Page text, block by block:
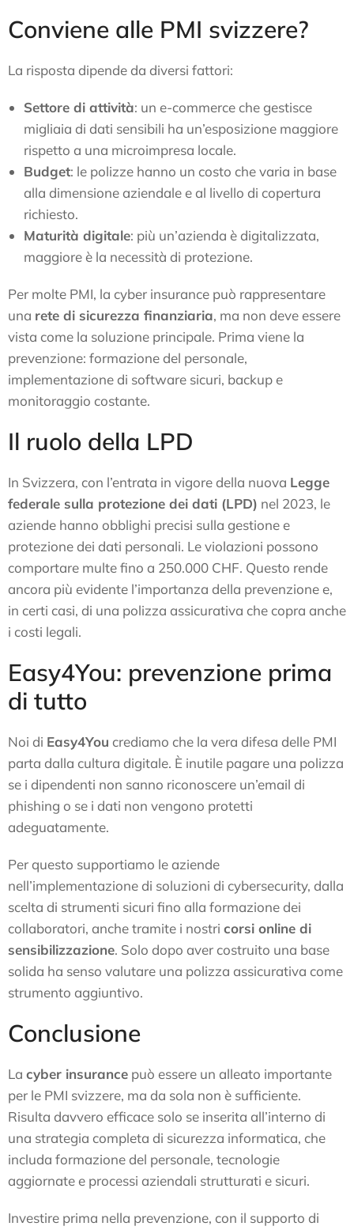
Conviene alle PMI svizzere?
La risposta dipende da diversi fattori:
Settore di attività: un e-commerce che gestisce
migliaia di dati sensibili ha un’esposizione maggiore
rispetto a una microimpresa locale.
Budget: le polizze hanno un costo che varia in base
alla dimensione aziendale e al livello di copertura
richiesto.
Maturità digitale: più un’azienda è digitalizzata,
maggiore è la necessità di protezione.
Per molte PMI, la cyber insurance può rappresentare
una rete di sicurezza finanziaria, ma non deve essere
vista come la soluzione principale. Prima viene la
prevenzione: formazione del personale,
implementazione di software sicuri, backup e
monitoraggio costante.
Il ruolo della LPD
In Svizzera, con l’entrata in vigore della nuova Legge
federale sulla protezione dei dati (LPD) nel 2023, le
aziende hanno obblighi precisi sulla gestione e
protezione dei dati personali. Le violazioni possono
comportare multe fino a 250.000 CHF. Questo rende
ancora più evidente l’importanza della prevenzione e,
in certi casi, di una polizza assicurativa che copra anche
i costi legali.
Easy4You: prevenzione prima
di tutto
Noi di Easy4You crediamo che la vera difesa delle PMI
parta dalla cultura digitale. È inutile pagare una polizza
se i dipendenti non sanno riconoscere un’email di
phishing o se i dati non vengono protetti
adeguatamente.
Per questo supportiamo le aziende
nell’implementazione di soluzioni di cybersecurity, dalla
scelta di strumenti sicuri fino alla formazione dei
collaboratori, anche tramite i nostri corsi online di
sensibilizzazione. Solo dopo aver costruito una base
solida ha senso valutare una polizza assicurativa come
strumento aggiuntivo.
Conclusione
La cyber insurance può essere un alleato importante
per le PMI svizzere, ma da sola non è sufficiente.
Risulta davvero efficace solo se inserita all’interno di
una strategia completa di sicurezza informatica, che
includa formazione del personale, tecnologie
aggiornate e processi aziendali strutturati e sicuri.
Investire prima nella prevenzione, con il supporto di